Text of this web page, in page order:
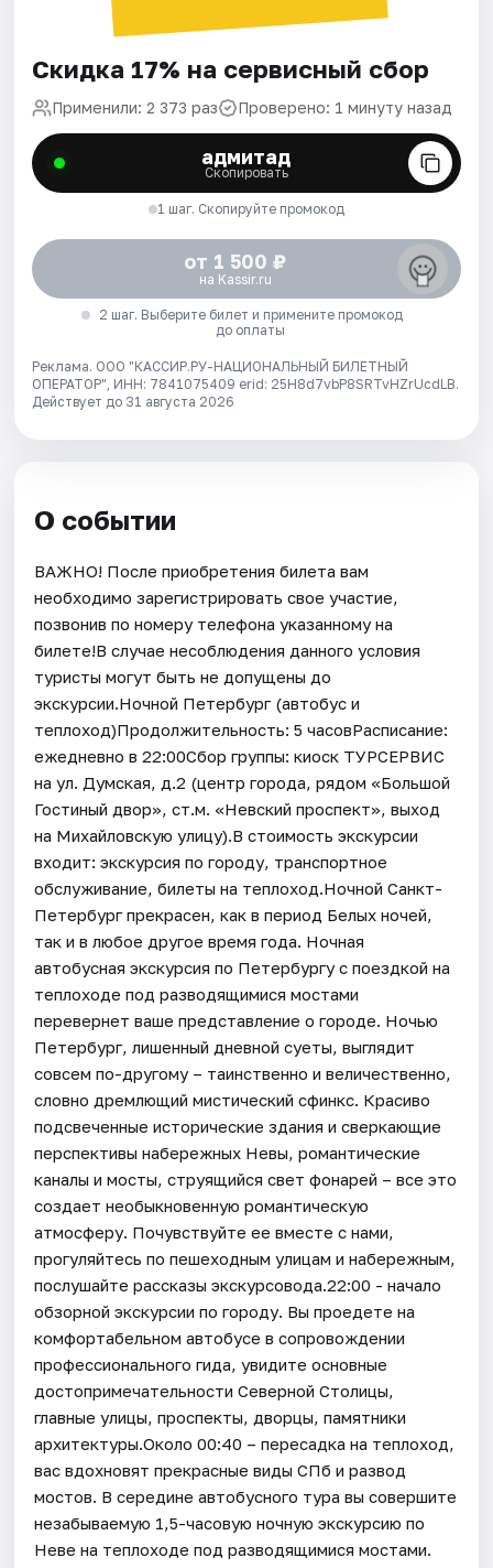
Скидка 17% на сервисный сбор
Применили: 2 373 раз Проверено: 1 минуту назад
адмитад
Скопировать
1 шаг. Скопируйте промокод
от 1 500 ₽
на Kassir.ru
2 шаг. Выберите билет и примените промокод
до оплаты
Реклама. ООО "КАССИР.РУ-НАЦИОНАЛЬНЫЙ БИЛЕТНЫЙ
ОПЕРАТОР", ИНН: 7841075409 erid: 25H8d7vbP8SRTvHZrUcdLB.
Действует до 31 августа 2026
О событии
ВАЖНО! После приобретения билета вам
необходимо зарегистрировать свое участие,
позвонив по номеру телефона указанному на
билете!В случае несоблюдения данного условия
туристы могут быть не допущены до
экскурсии.Ночной Петербург (автобус и
теплоход)Продолжительность: 5 часовРасписание:
ежедневно в 22:00Сбор группы: киоск ТУРСЕРВИС
на ул. Думская, д.2 (центр города, рядом «Большой
Гостиный двор», ст.м. «Невский проспект», выход
на Михайловскую улицу).В стоимость экскурсии
входит: экскурсия по городу, транспортное
обслуживание, билеты на теплоход.Ночной Санкт-
Петербург прекрасен, как в период Белых ночей,
так и в любое другое время года. Ночная
автобусная экскурсия по Петербургу с поездкой на
теплоходе под разводящимися мостами
перевернет ваше представление о городе. Ночью
Петербург, лишенный дневной суеты, выглядит
совсем по-другому – таинственно и величественно,
словно дремлющий мистический сфинкс. Красиво
подсвеченные исторические здания и сверкающие
перспективы набережных Невы, романтические
каналы и мосты, струящийся свет фонарей – все это
создает необыкновенную романтическую
атмосферу. Почувствуйте ее вместе с нами,
прогуляйтесь по пешеходным улицам и набережным,
послушайте рассказы экскурсовода.22:00 - начало
обзорной экскурсии по городу. Вы проедете на
комфортабельном автобусе в сопровождении
профессионального гида, увидите основные
достопримечательности Северной Столицы,
главные улицы, проспекты, дворцы, памятники
архитектуры.Около 00:40 – пересадка на теплоход,
вас вдохновят прекрасные виды СПб и развод
мостов. В середине автобусного тура вы совершите
незабываемую 1,5-часовую ночную экскурсию по
Неве на теплоходе под разводящимися мостами.